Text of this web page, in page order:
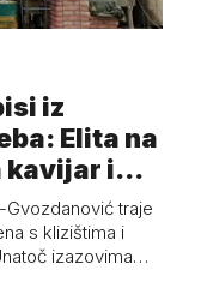
iz
Elita na
i
traje
s klizištima i
izazovima…